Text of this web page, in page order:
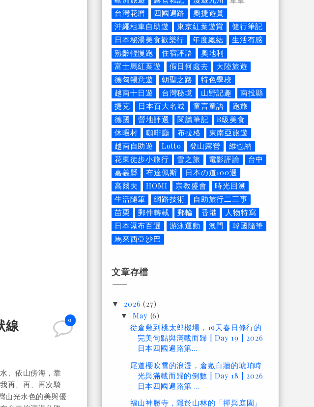
0
線
、依山傍海，靠
再、再、再次騎
山光水色的美與優
台灣花曆
四國遍路
奧捷遊賞
沖繩租車自助遊
東京紅葉遊賞
健行筆記
日本秘湯美食歡樂行
年度總結
生活有感
熟齡輕慢跑
住宿評語
奧地利
富士馬紅葉遊
假日何處去
大陸旅遊
德匈暢意遊
朝聖之路
特色學校
越南十日遊
台灣秘境 山野記趣
南投縣
捷克
日本百大名城 童言童語
跑旅
德國
營地評選 閱讀筆記
B級美食
休暇村
咖啡廳 布拉格
東南亞旅遊
越南自助遊
Lotto 登山露營
維也納
花東徒步小旅行
雪之旅 電影評論
台中
嘉義縣
布達佩斯
日本の道100選
高爾夫
HOMI 宗教盛會
時光回溯
生活隨筆
網路技術
自助旅行二三事
苗栗
郵件轉載 郵輪 香港
人物特寫
日本瀑布百選
游泳運動 澳門
韓國隨筆
馬來西亞沙巴
文章存檔
▼ 2026(27)
▼May (6)
從倉敷到桃太郎機場，19天春日修行的
完美句點與滿載而歸 | Day 19 | 2026
日本四國遍路第...
尾道櫻吹雪的浪漫，倉敷白牆的琥珀時
光與滿載而歸的倒數 | Day 18 | 2026
日本四國遍路第 ...
福山神勝寺，隱於山林的「禪與庭園」